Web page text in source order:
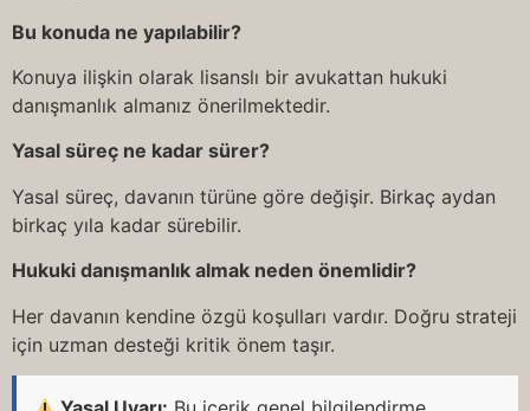
Bu konuda ne yapılabilir?
Konuya ilişkin olarak lisanslı bir avukattan hukuki
danışmanlık almanız önerilmektedir.
Yasal süreç ne kadar sürer?
Yasal süreç, davanın türüne göre değişir. Birkaç aydan
birkaç yıla kadar sürebilir.
Hukuki danışmanlık almak neden önemlidir?
Her davanın kendine özgü koşulları vardır. Doğru strateji
için uzman desteği kritik önem taşır.